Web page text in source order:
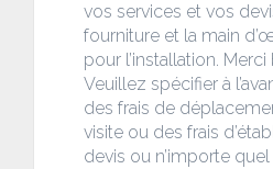
vos services et vos
fourniture et la main
pour l’installation.
Veuillez spécifier à
des frais de
visite ou des frais
devis ou n’importe quel